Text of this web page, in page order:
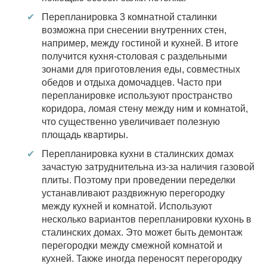
Перепланировка 3 комнатной сталинки
возможна при снесении внутренних стен,
например, между гостиной и кухней. В итоге
получится кухня-столовая с раздельными
зонами для приготовления еды, совместных
обедов и отдыха домочадцев. Часто при
перепланировке используют пространство
коридора, ломая стену между ним и комнатой,
что существенно увеличивает полезную
площадь квартиры.
Перепланировка кухни в сталинских домах
зачастую затруднительна из-за наличия газовой
плиты. Поэтому при проведении переделки
устанавливают раздвижную перегородку
между кухней и комнатой. Используют
несколько вариантов перепланировки кухонь в
сталинских домах. Это может быть демонтаж
перегородки между смежной комнатой и
кухней. Также иногда переносят перегородку